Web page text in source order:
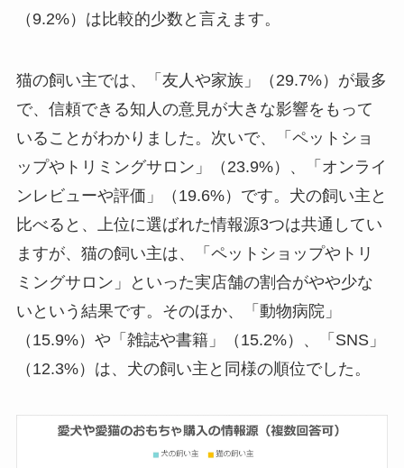
（9.2%）は比較的少数と言えます。
猫の飼い主では、「友人や家族」（29.7%）が最多
で、信頼できる知人の意見が大きな影響をもって
いることがわかりました。次いで、「ペットショ
ップやトリミングサロン」（23.9%）、「オンライ
ンレビューや評価」（19.6%）です。犬の飼い主と
比べると、上位に選ばれた情報源3つは共通してい
ますが、猫の飼い主は、「ペットショップやトリ
ミングサロン」といった実店舗の割合がやや少な
いという結果です。そのほか、「動物病院」
（15.9%）や「雑誌や書籍」（15.2%）、「SNS」
（12.3%）は、犬の飼い主と同様の順位でした。